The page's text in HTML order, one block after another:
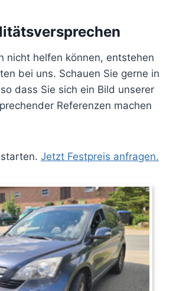
nicht helfen können, entstehen
bei uns. Schauen Sie gerne in
dass Sie sich ein Bild unserer
Referenzen machen
Jetzt Festpreis anfragen.